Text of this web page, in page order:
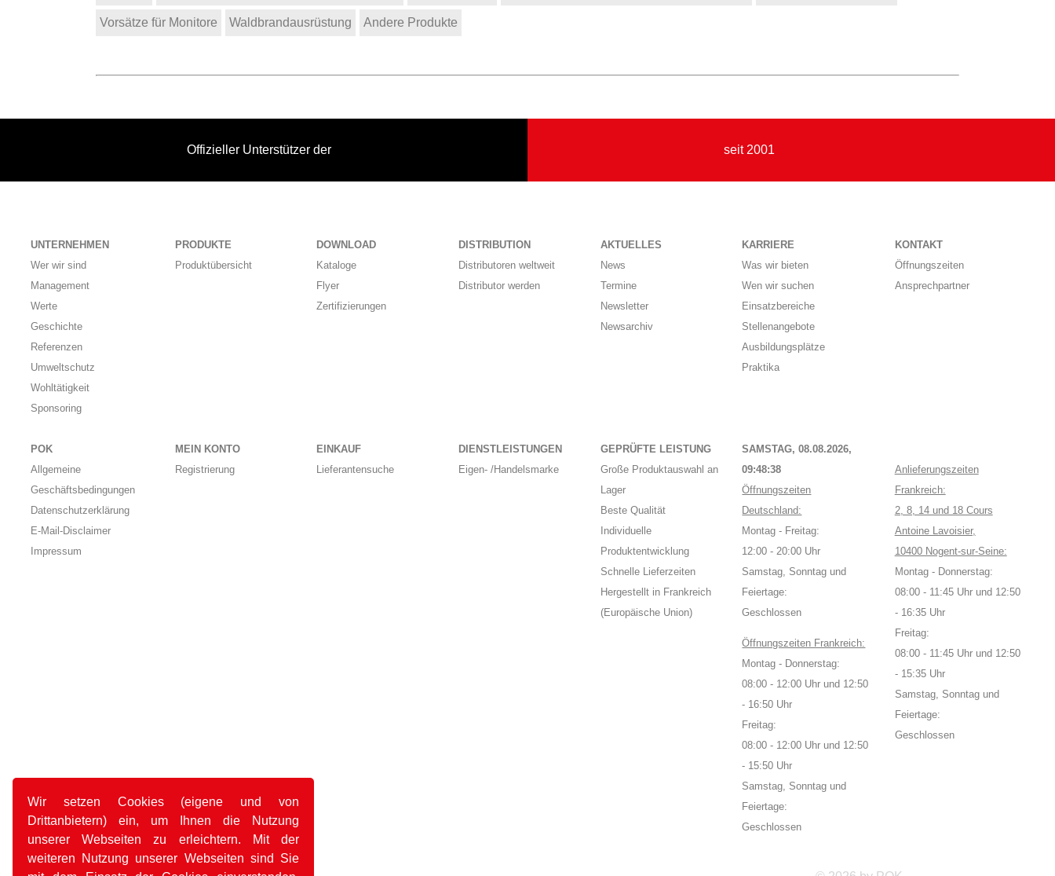
Wir setzen Cookies (eigene und von
Drittanbietern) ein, um Ihnen die Nutzung
unserer Webseiten zu erleichtern. Mit der
weiteren Nutzung unserer Webseiten sind Sie
Vorsätze für Monitore Waldbrandausrüstung Andere Produkte
Offizieller Unterstützer der seit 2001
UNTERNEHMEN
Wer wir sind
Management
Werte
Geschichte
Referenzen
Umweltschutz
Wohltätigkeit
Sponsoring
PRODUKTE
Produktübersicht
DOWNLOAD
Kataloge
Flyer
Zertifizierungen
DISTRIBUTION
Distributoren weltweit
Distributor werden
AKTUELLES
News
Termine
Newsletter
Newsarchiv
KARRIERE
Was wir bieten
Wen wir suchen
Einsatzbereiche
Stellenangebote
Ausbildungsplätze
Praktika
KONTAKT
Öffnungszeiten
Ansprechpartner
POK
Allgemeine
Geschäftsbedingungen
Datenschutzerklärung
E-Mail-Disclaimer
Impressum
MEIN KONTO
Registrierung
EINKAUF
Lieferantensuche
DIENSTLEISTUNGEN
Eigen- /Handelsmarke
GEPRÜFTE LEISTUNG
Große Produktauswahl an
Lager
Beste Qualität
Individuelle
Produktentwicklung
Schnelle Lieferzeiten
Hergestellt in Frankreich
(Europäische Union)
SAMSTAG, 08.08.2026,
09:48:38
Öffnungszeiten
Deutschland:
Montag - Freitag:
12:00 - 20:00 Uhr
Samstag, Sonntag und
Feiertage:
Geschlossen
Öffnungszeiten Frankreich:
Montag - Donnerstag:
08:00 - 12:00 Uhr und 12:50
- 16:50 Uhr
Freitag:
08:00 - 12:00 Uhr und 12:50
- 15:50 Uhr
Samstag, Sonntag und
Feiertage:
Geschlossen
Anlieferungszeiten
Frankreich:
2, 8, 14 und 18 Cours
Antoine Lavoisier,
10400 Nogent-sur-Seine:
Montag - Donnerstag:
08:00 - 11:45 Uhr und 12:50
- 16:35 Uhr
Freitag:
08:00 - 11:45 Uhr und 12:50
- 15:35 Uhr
Samstag, Sonntag und
Feiertage:
Geschlossen